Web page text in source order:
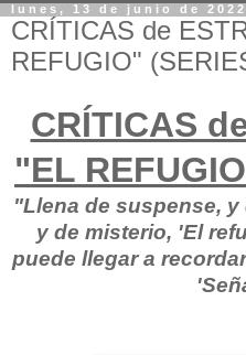
lunes, 13 de junio de 2022
CRÍTICAS de
REFUGIO"
CRÍTICAS
"EL
"Llena de suspense,
y de misterio, 'El
puede llegar a